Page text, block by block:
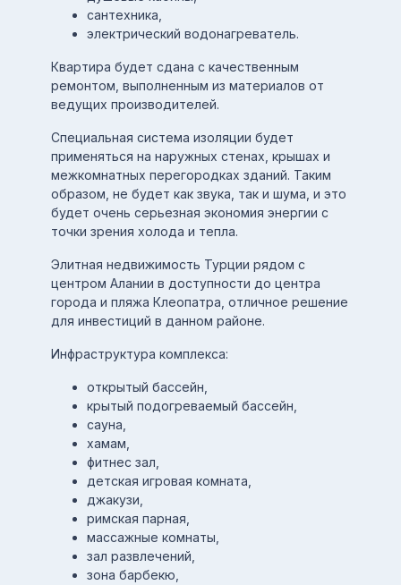
сантехника,
электрический водонагреватель.
Квартира будет сдана с качественным
ремонтом, выполненным из материалов от
ведущих производителей.
Специальная система изоляции будет
применяться на наружных стенах, крышах и
межкомнатных перегородках зданий. Таким
образом, не будет как звука, так и шума, и это
будет очень серьезная экономия энергии с
точки зрения холода и тепла.
Элитная недвижимость Турции рядом с
центром Алании в доступности до центра
города и пляжа Клеопатра, отличное решение
для инвестиций в данном районе.
Инфраструктура комплекса:
открытый бассейн,
крытый подогреваемый бассейн,
сауна,
хамам,
фитнес зал,
детская игровая комната,
джакузи,
римская парная,
массажные комнаты,
зал развлечений,
зона барбекю,